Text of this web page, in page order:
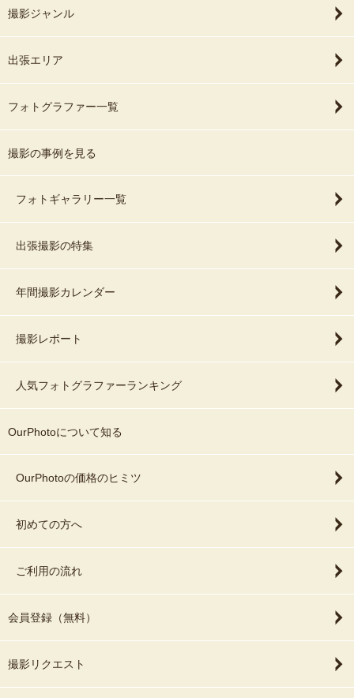
撮影ジャンル
出張エリア
フォトグラファー一覧
撮影の事例を見る
フォトギャラリー一覧
出張撮影の特集
年間撮影カレンダー
撮影レポート
人気フォトグラファーランキング
OurPhotoについて知る
OurPhotoの価格のヒミツ
初めての方へ
ご利用の流れ
会員登録（無料）
撮影リクエスト